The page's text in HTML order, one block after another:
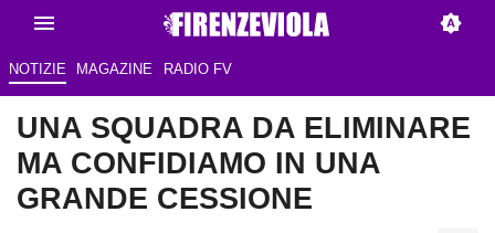
NOTIZIE MAGAZINE RADIO FV
UNA SQUADRA DA ELIMINARE
MA CONFIDIAMO IN UNA
GRANDE CESSIONE